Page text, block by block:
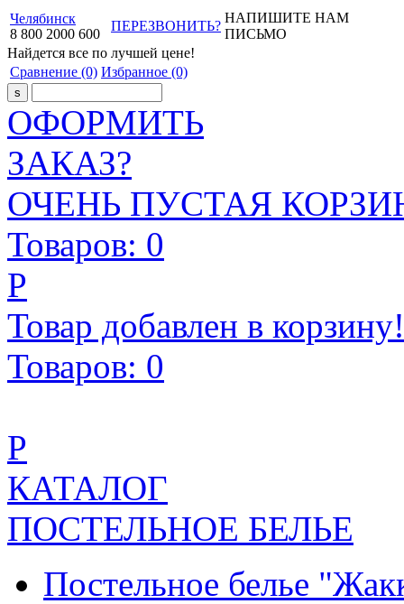
Челябинск
8 800 2000 600
ПЕРЕЗВОНИТЬ?
НАПИШИТЕ НАМ
ПИСЬМО
Найдется все по лучшей цене!
Сравнение (0) Избранное (0)
ОФОРМИТЬ
ЗАКАЗ?
ОЧЕНЬ ПУСТАЯ
Товаров: 0
Р
Товар добавлен в корзину!
Товаров: 0
Р
КАТАЛОГ
ПОСТЕЛЬНОЕ БЕЛЬЕ
Постельное белье